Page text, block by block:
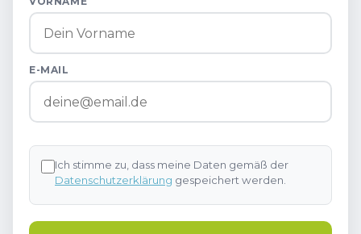
E-MAIL
Ich stimme zu, dass meine Daten gemäß der
Datenschutzerklärung gespeichert werden.